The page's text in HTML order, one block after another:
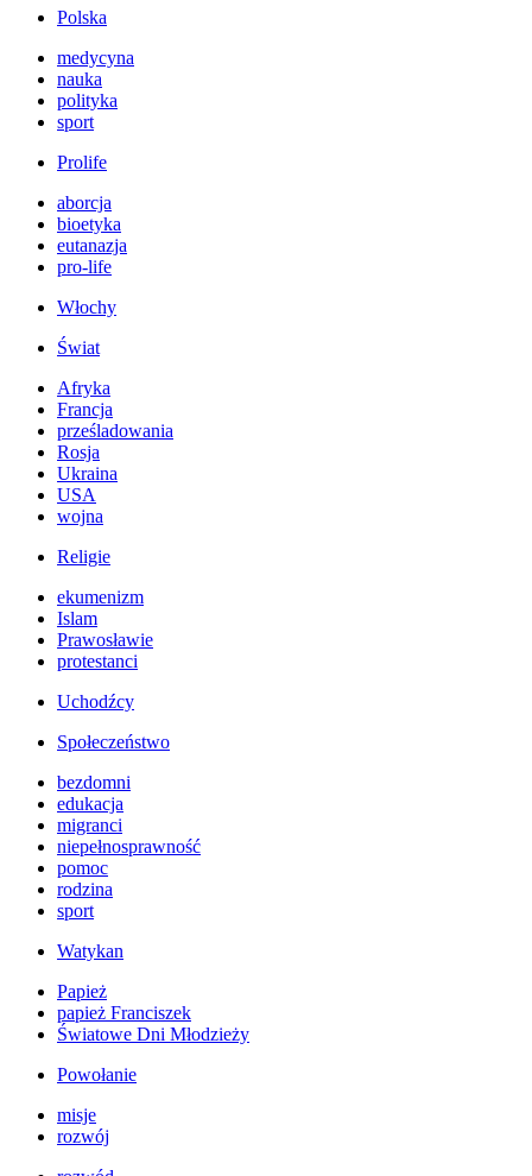
Polska
medycyna
nauka
polityka
sport
Prolife
aborcja
bioetyka
eutanazja
pro-life
Włochy
Świat
Afryka
Francja
prześladowania
Rosja
Ukraina
USA
wojna
Religie
ekumenizm
Islam
Prawosławie
protestanci
Uchodźcy
Społeczeństwo
bezdomni
edukacja
migranci
niepełnosprawność
pomoc
rodzina
sport
Watykan
Papież
papież Franciszek
Światowe Dni Młodzieży
Powołanie
misje
rozwój